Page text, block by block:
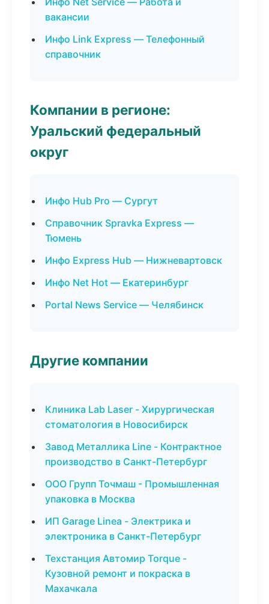
вакансии
Инфо Link Express — Телефонный
справочник
Компании в регионе:
Уральский федеральный
округ
Инфо Hub Pro — Сургут
Справочник Spravka Express —
Тюмень
Инфо Express Hub — Нижневартовск
Инфо Net Hot — Екатеринбург
Portal News Service — Челябинск
Другие компании
Клиника Lab Laser - Хирургическая
стоматология в Новосибирск
Завод Металлика Line - Контрактное
производство в Санкт-Петербург
ООО Групп Точмаш - Промышленная
упаковка в Москва
ИП Garage Linea - Электрика и
электроника в Санкт-Петербург
Техстанция Автомир Torque -
Кузовной ремонт и покраска в
Махачкала